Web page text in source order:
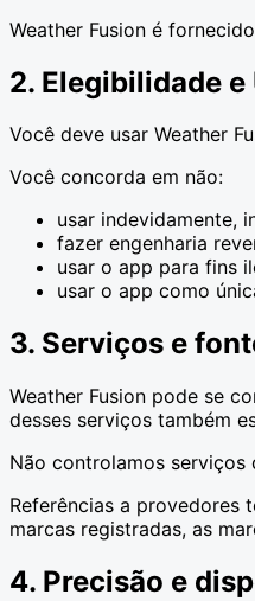
Weather Fusion é
2. Elegibilidade
Você deve usar Weather
Você concorda em não:
usar indevidamente,
fazer engenharia
usar o app para fins
usar o app como
3. Serviços e
Weather Fusion pode se
desses serviços também
Não controlamos serviços
Referências a provedores
marcas registradas, as
4. Precisão e